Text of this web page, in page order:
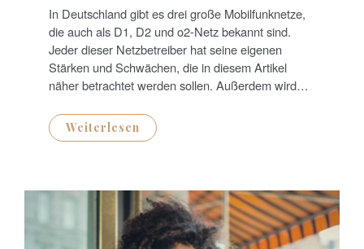
T
E
D
O
N
In Deutschland gibt es drei große Mobilfunknetze,
die auch als D1, D2 und o2-Netz bekannt sind.
Jeder dieser Netzbetreiber hat seine eigenen
Stärken und Schwächen, die in diesem Artikel
näher betrachtet werden sollen. Außerdem wird…
Weiterlesen